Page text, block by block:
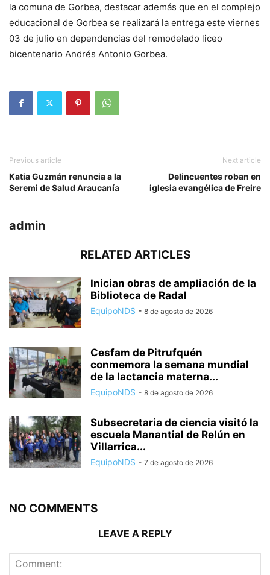
la comuna de Gorbea, destacar además que en el complejo
educacional de Gorbea se realizará la entrega este viernes
03 de julio en dependencias del remodelado liceo
bicentenario Andrés Antonio Gorbea.
Previous article
Katia Guzmán renuncia a la
Seremi de Salud Araucanía
Next article
Delincuentes roban en
iglesia evangélica de Freire
admin
RELATED ARTICLES
Inician obras de ampliación de la
Biblioteca de Radal
EquipoNDS - 8 de agosto de 2026
Cesfam de Pitrufquén
conmemora la semana mundial
de la lactancia materna...
EquipoNDS - 8 de agosto de 2026
Subsecretaria de ciencia visitó la
escuela Manantial de Relún en
Villarrica...
EquipoNDS - 7 de agosto de 2026
NO COMMENTS
LEAVE A REPLY